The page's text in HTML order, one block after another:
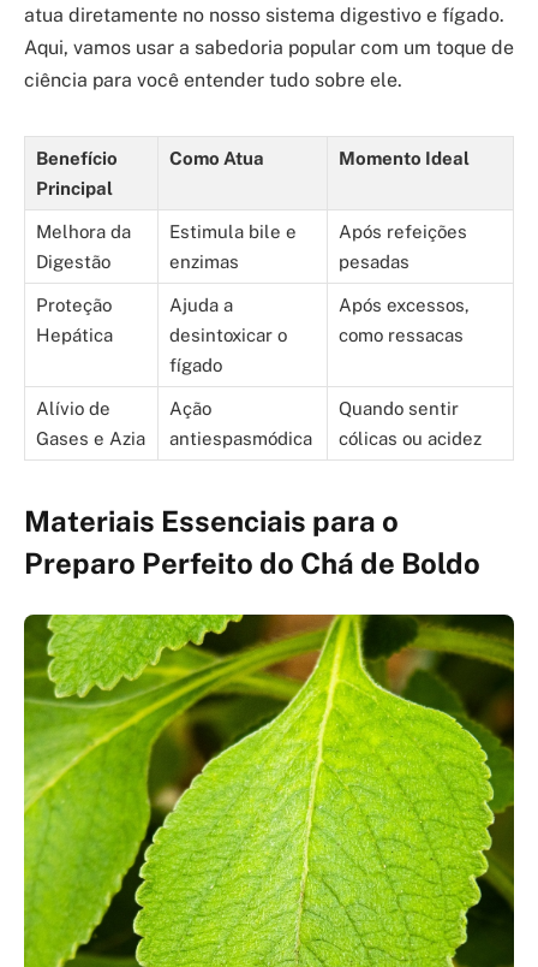
atua diretamente no nosso sistema digestivo e fígado.
Aqui, vamos usar a sabedoria popular com um toque de
ciência para você entender tudo sobre ele.
Benefício
Principal
Como Atua Momento Ideal
Melhora da
Digestão
Estimula bile e
enzimas
Após refeições
pesadas
Proteção
Hepática
Ajuda a
desintoxicar o
fígado
Após excessos,
como ressacas
Alívio de
Gases e Azia
Ação
antiespasmódica
Quando sentir
cólicas ou acidez
Materiais Essenciais para o
Preparo Perfeito do Chá de Boldo